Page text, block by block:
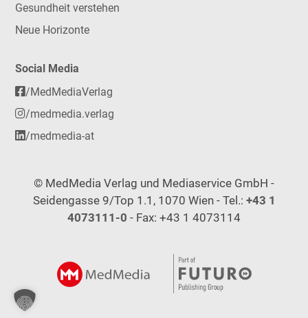
Gesundheit verstehen
Neue Horizonte
Social Media
/MedMediaVerlag
/medmedia.verlag
/medmedia-at
© MedMedia Verlag und Mediaservice GmbH -
Seidengasse 9/Top 1.1, 1070 Wien - Tel.: +43 1
4073111-0 - Fax: +43 1 4073114